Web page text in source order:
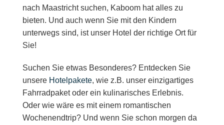
nach Maastrichtsuchen, Kaboom hat alles zu
bieten. Und auch wenn Sie mit den Kindern
unterwegs sind, ist unser Hotel der richtige Ort für
Sie!
Suchen Sie etwas Besonderes? Entdecken Sie
unsere Hotelpakete, wie z.B. unser einzigartiges
Fahrradpaket oder ein kulinarisches Erlebnis.
Oder wie wäre es mit einem romantischen
Wochenendtrip? Und wenn Sie schon morgen da